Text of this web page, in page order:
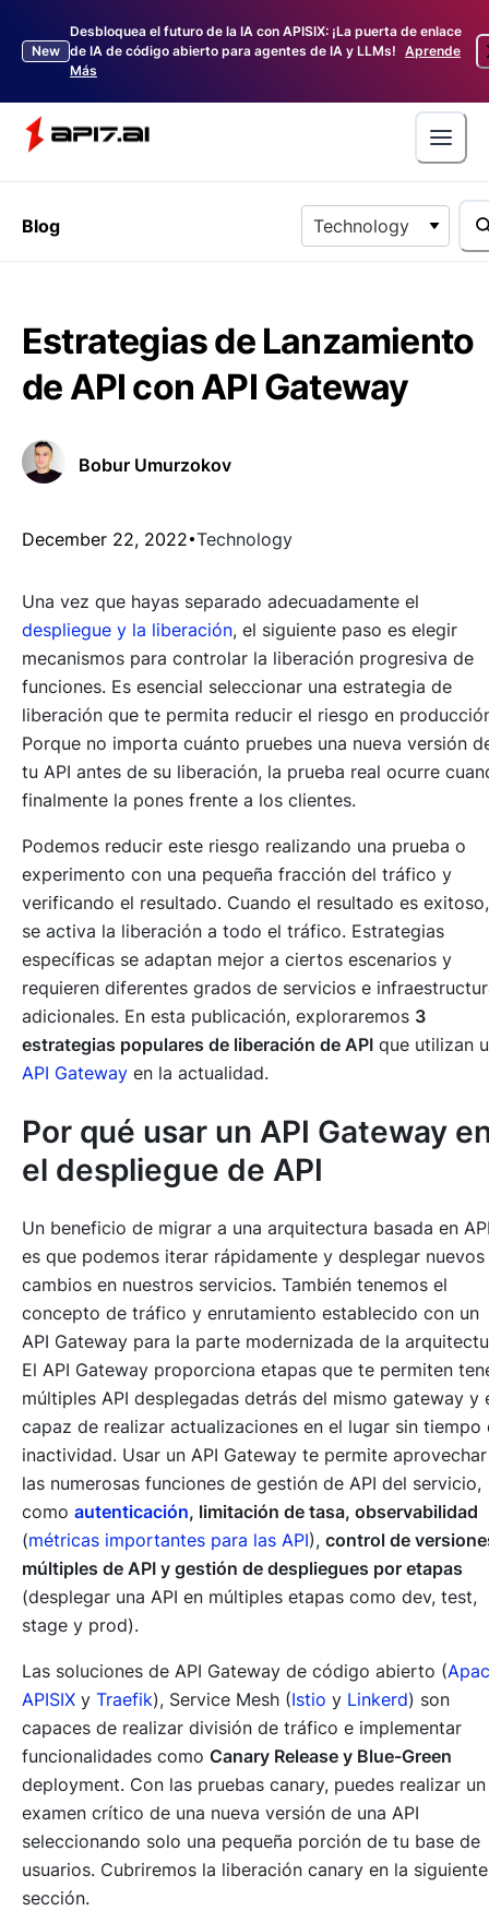
New
Desbloquea el futuro de la IA con APISIX: ¡La puerta de enlace
de IA de código abierto para agentes de IA y LLMs! Aprende
Más
Blog Technology
Estrategias de Lanzamiento
de API con API Gateway
Bobur Umurzokov
December 22, 2022 Technology
Una vez que hayas separado adecuadamente el
despliegue y la liberación, el siguiente paso es elegir
mecanismos para controlar la liberación progresiva de
funciones. Es esencial seleccionar una estrategia de
liberación que te permita reducir el riesgo en
Porque no importa cuánto pruebes una nueva versión
tu API antes de su liberación, la prueba real ocurre
finalmente la pones frente a los clientes.
Podemos reducir este riesgo realizando una prueba o
experimento con una pequeña fracción del tráfico y
verificando el resultado. Cuando el resultado es exitoso,
se activa la liberación a todo el tráfico. Estrategias
específicas se adaptan mejor a ciertos escenarios y
requieren diferentes grados de servicios e
adicionales. En esta publicación, exploraremos 3
estrategias populares de liberación de API que utilizan
API Gateway en la actualidad.
Por qué usar un API Gateway
el despliegue de API
Un beneficio de migrar a una arquitectura basada en
es que podemos iterar rápidamente y desplegar nuevos
cambios en nuestros servicios. También tenemos el
concepto de tráfico y enrutamiento establecido con un
API Gateway para la parte modernizada de la
El API Gateway proporciona etapas que te permiten
múltiples API desplegadas detrás del mismo gateway y
capaz de realizar actualizaciones en el lugar sin tiempo
inactividad. Usar un API Gateway te permite aprovechar
las numerosas funciones de gestión de API del servicio,
como autenticación, limitación de tasa, observabilidad
(métricas importantes para las API), control de
múltiples de API y gestión de despliegues por etapas
(desplegar una API en múltiples etapas como dev, test,
stage y prod).
Las soluciones de API Gateway de código abierto (
APISIX y Traefik), Service Mesh (Istio y Linkerd) son
capaces de realizar división de tráfico e implementar
funcionalidades como Canary Release y Blue-Green
deployment. Con las pruebas canary, puedes realizar un
examen crítico de una nueva versión de una API
seleccionando solo una pequeña porción de tu base de
usuarios. Cubriremos la liberación canary en la siguiente
sección.